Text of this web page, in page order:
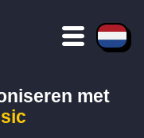
met